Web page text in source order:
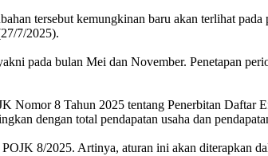
tersebut kemungkinan baru akan terlihat
7/2025).
pada bulan Mei dan November. Penetapan
Nomor 8 Tahun 2025 tentang Penerbitan
dengan total pendapatan usaha dan
8/2025. Artinya, aturan ini akan diterapkan